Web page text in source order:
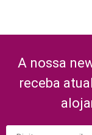
A nossa
receba